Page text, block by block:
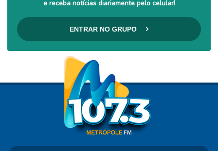
e receba notícias diariamente pelo celular!
ENTRAR NO GRUPO